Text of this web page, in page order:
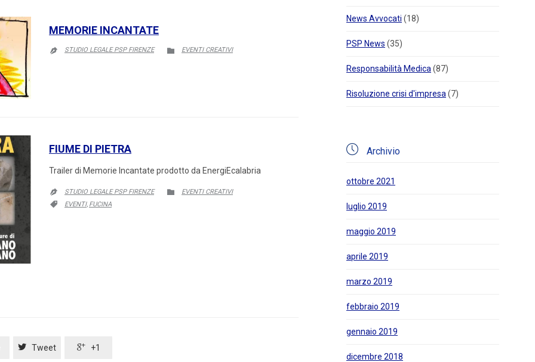
MEMORIE INCANTATE
 STUDIO LEGALE PSP FIRENZE  CATEGORY
EVENTI CREATIVI
FIUME DI PIETRA
Trailer di Memorie Incantate prodotto da EnergiEcalabria
 STUDIO LEGALE PSP FIRENZE  CATEGORY
EVENTI CREATIVI

CATEGORY
EVENTI, FUCINA
 Tweet  +1
News Avvocati (18)
PSP News (35)
Responsabilità Medica (87)
Risoluzione crisi d'impresa (7)
 Archivio
ottobre 2021
luglio 2019
maggio 2019
aprile 2019
marzo 2019
febbraio 2019
gennaio 2019
dicembre 2018